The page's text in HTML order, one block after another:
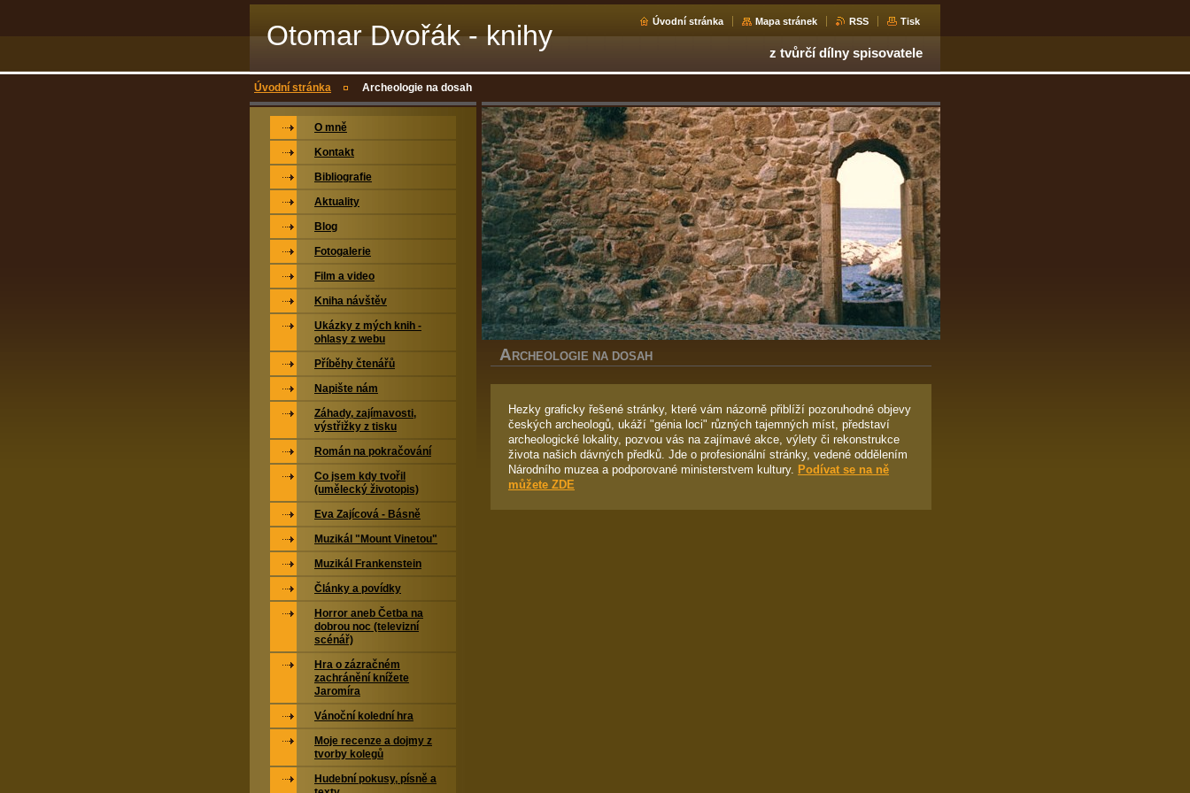
Otomar Dvořák - knihy Úvodní stránka Mapa stránek RSS Tisk
z tvůrčí dílny spisovatele
Úvodní stránka Archeologie na dosah
A RCHEOLOGIE NA DOSAH
Hezky graficky řešené stránky, které vám názorně přiblíží pozoruhodné objevy
českých archeologů, ukáží "génia loci" různých tajemných míst, představí
archeologické lokality, pozvou vás na zajímavé akce, výlety či rekonstrukce
života našich dávných předků. Jde o profesionální stránky, vedené oddělením
Národního muzea a podporované ministerstvem kultury. Podívat se na ně
můžete ZDE
O mně
Kontakt
Bibliografie
Aktuality
Blog
Fotogalerie
Film a video
Kniha návštěv
Ukázky z mých knih -
ohlasy z webu
Příběhy čtenářů
Napište nám
Záhady, zajímavosti,
výstřižky z tisku
Román na pokračování
Co jsem kdy tvořil
(umělecký životopis)
Eva Zajícová - Básně
Muzikál "Mount Vinetou"
Muzikál Frankenstein
Články a povídky
Horror aneb Četba na
dobrou noc (televizní
scénář)
Hra o zázračném
zachránění knížete
Jaromíra
Vánoční kolední hra
Moje recenze a dojmy z
tvorby kolegů
Hudební pokusy, písně a